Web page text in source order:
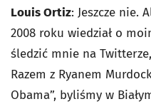
Louis Ortiz: Jeszcze nie.
2008 roku wiedział o
śledzić mnie na
Razem z Ryanem
Obama”, byliśmy w